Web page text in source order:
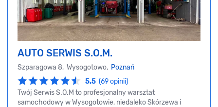
AUTO SERWIS S.O.M.
Szparagowa 8, Wysogotowo, Poznań
5.5 (69 opinii)
Twój Serwis S.O.M to profesjonalny warsztat
samochodowy w Wysogotowie, niedaleko Skórzewa i